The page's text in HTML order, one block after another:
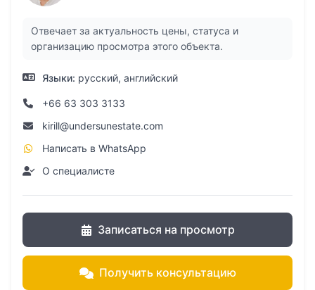
Отвечает за актуальность цены, статуса и
организацию просмотра этого объекта.
Языки: русский, английский
+66 63 303 3133
kirill@undersunestate.com
Написать в WhatsApp
О специалисте
Записаться на просмотр
Получить консультацию